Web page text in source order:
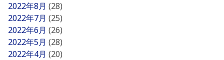
2022年8月 (28)
2022年7月 (25)
2022年6月 (26)
2022年5月 (28)
2022年4月 (20)